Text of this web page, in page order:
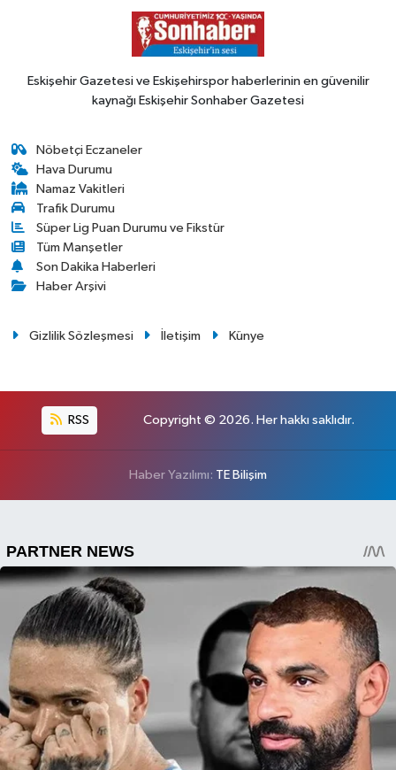
Eskişehir Gazetesi ve Eskişehirspor haberlerinin en güvenilir
kaynağı Eskişehir Sonhaber Gazetesi
Nöbetçi Eczaneler
Hava Durumu
Namaz Vakitleri
Trafik Durumu
Süper Lig Puan Durumu ve Fikstür
Tüm Manşetler
Son Dakika Haberleri
Haber Arşivi
Gizlilik Sözleşmesi İletişim Künye
RSS Copyright © 2026. Her hakkı saklıdır.
Haber Yazılımı: TE Bilişim